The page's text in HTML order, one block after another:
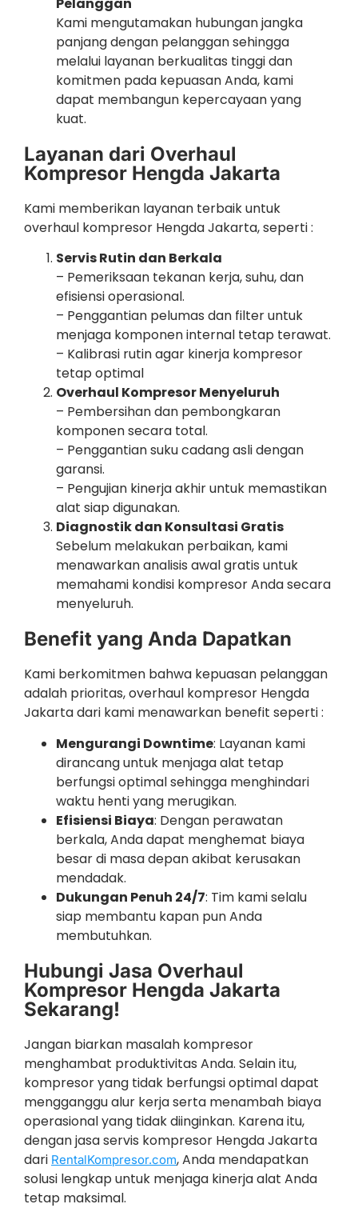
Kami mengutamakan hubungan jangka
panjang dengan pelanggan sehingga
melalui layanan berkualitas tinggi dan
komitmen pada kepuasan Anda, kami
dapat membangun kepercayaan yang
kuat.
Layanan dari Overhaul
Kompresor Hengda Jakarta
Kami memberikan layanan terbaik untuk
overhaul kompresor Hengda Jakarta, seperti :
Servis Rutin dan Berkala
– Pemeriksaan tekanan kerja, suhu, dan
efisiensi operasional.
– Penggantian pelumas dan filter untuk
menjaga komponen internal tetap terawat.
– Kalibrasi rutin agar kinerja kompresor
tetap optimal
Overhaul Kompresor Menyeluruh
– Pembersihan dan pembongkaran
komponen secara total.
– Penggantian suku cadang asli dengan
garansi.
– Pengujian kinerja akhir untuk memastikan
alat siap digunakan.
Diagnostik dan Konsultasi Gratis
Sebelum melakukan perbaikan, kami
menawarkan analisis awal gratis untuk
memahami kondisi kompresor Anda secara
menyeluruh.
Benefit yang Anda Dapatkan
Kami berkomitmen bahwa kepuasan pelanggan
adalah prioritas, overhaul kompresor Hengda
Jakarta dari kami menawarkan benefit seperti :
Mengurangi Downtime: Layanan kami
dirancang untuk menjaga alat tetap
berfungsi optimal sehingga menghindari
waktu henti yang merugikan.
Efisiensi Biaya: Dengan perawatan
berkala, Anda dapat menghemat biaya
besar di masa depan akibat kerusakan
mendadak.
Dukungan Penuh 24/7: Tim kami selalu
siap membantu kapan pun Anda
membutuhkan.
Hubungi Jasa Overhaul
Kompresor Hengda Jakarta
Sekarang!
Jangan biarkan masalah kompresor
menghambat produktivitas Anda. Selain itu,
kompresor yang tidak berfungsi optimal dapat
mengganggu alur kerja serta menambah biaya
operasional yang tidak diinginkan. Karena itu,
dengan jasa servis kompresor Hengda Jakarta
dari RentalKompresor.com, Anda mendapatkan
solusi lengkap untuk menjaga kinerja alat Anda
tetap maksimal.